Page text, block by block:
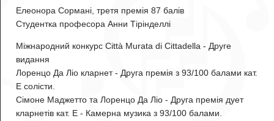
Елеонора Сормані , третя премія 87 балів
Студентка професора Анни Тірінделлі
Міжнародний конкурс Città Murata di Cittadella - Друге
видання
Лоренцо Да Ліо кларнет - Друга премія з 93/100 балами кат.
E солісти.
Сімоне Маджетто та Лоренцо Да Ліо - Друга премія дует
кларнетів кат. E - Камерна музика з 93/100 балами.